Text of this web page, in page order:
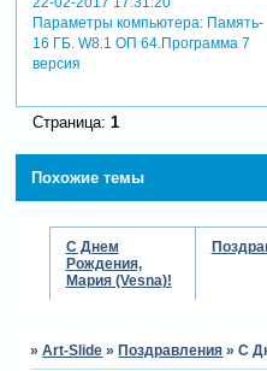
Параметры компьютера:Память-
16 ГБ. W8.1 ОП 64.Программа 7
версия
Страница: 1
Похожие темы
С Днем
Рождения,
Мария (Vesna)!
»Art-Slide » Поздравления »С